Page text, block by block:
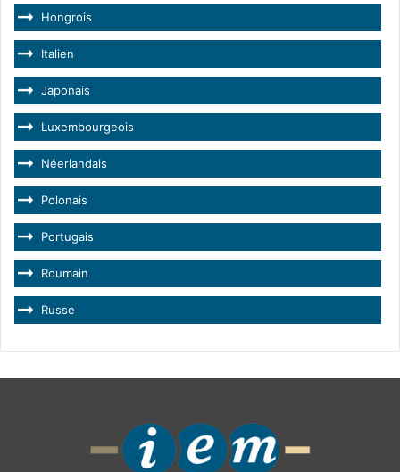
Hongrois
Italien
Japonais
Luxembourgeois
Néerlandais
Polonais
Portugais
Roumain
Russe